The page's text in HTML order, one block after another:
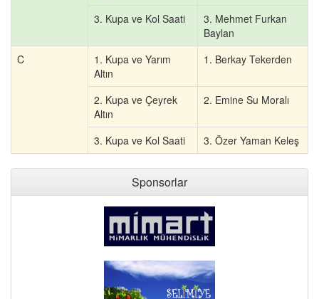
3. Kupa ve Kol Saati
3. Mehmet Furkan
Baylan
C
1. Kupa ve Yarım
Altın
1. Berkay Tekerden
2. Kupa ve Çeyrek
Altın
2. Emine Su Moralı
3. Kupa ve Kol Saati 3. Özer Yaman Keleş
Sponsorlar